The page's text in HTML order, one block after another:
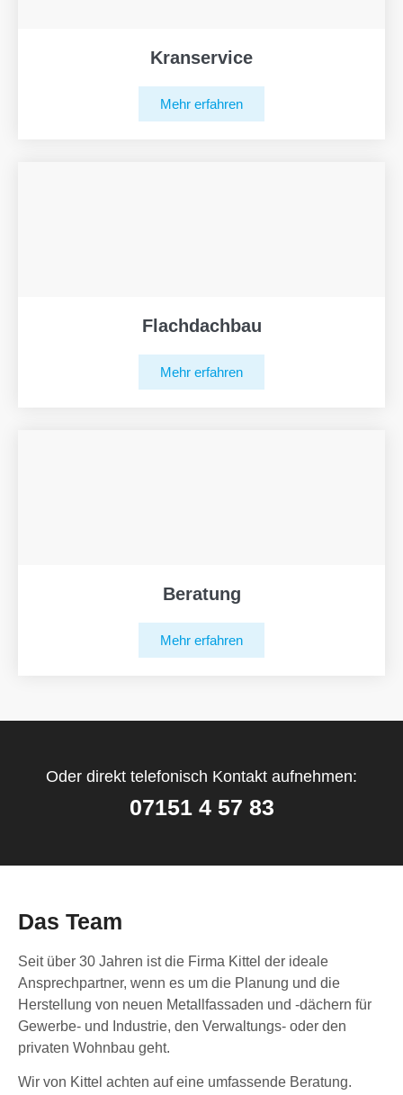
Kranservice
Mehr erfahren
Flachdachbau
Mehr erfahren
Beratung
Mehr erfahren
Oder direkt telefonisch Kontakt aufnehmen:
07151 4 57 83
Das Team
Seit über 30 Jahren ist die Firma Kittel der ideale
Ansprechpartner, wenn es um die Planung und die
Herstellung von neuen Metallfassaden und -dächern für
Gewerbe- und Industrie, den Verwaltungs- oder den
privaten Wohnbau geht.
Wir von Kittel achten auf eine umfassende Beratung.